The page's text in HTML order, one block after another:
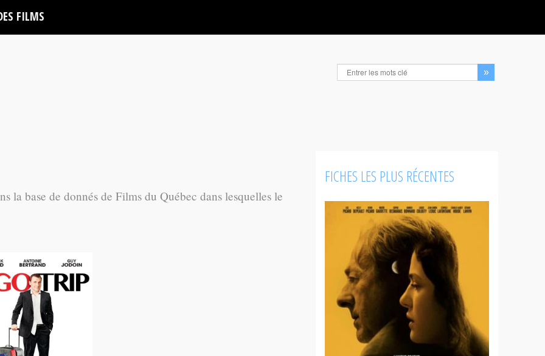
FILMS
la base de donnés de Films du Québec dans lesquelles le
Ego Trip
FICHES LES PLUS RÉCENTES